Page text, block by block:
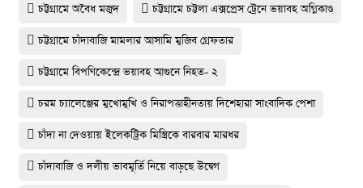
চট্টগ্রামে অবৈধ মজুদ চট্টগ্রামে চট্টলা এক্সপ্রেস ট্রেনে ভয়াবহ অগ্নিকাণ্ড
চট্টগ্রামে চাঁদাবাজি মামলার আসামি মুজিব গ্রেফতার
চট্টগ্রামে বিপণিকেন্দ্রে ভয়াবহ আগুনে নিহত- ২
চরম চ্যালেঞ্জের মুখোমুখি ও নিরাপত্তাহীনতায় দিশেহারা সাংবাদিক পেশা
চাঁদা না দেওয়ায় ইলেকট্রিক মিস্ত্রিকে বারবার মারধর
চাঁদাবাজি ও দলীয় ভাবমূর্তি নিয়ে বাড়ছে উদ্বেগ